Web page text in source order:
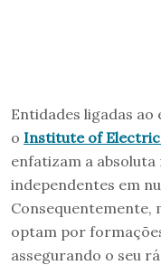
Entidades ligadas
o Institute of
enfatizam a
independentes em
Consequentemente,
optam por
assegurando o seu